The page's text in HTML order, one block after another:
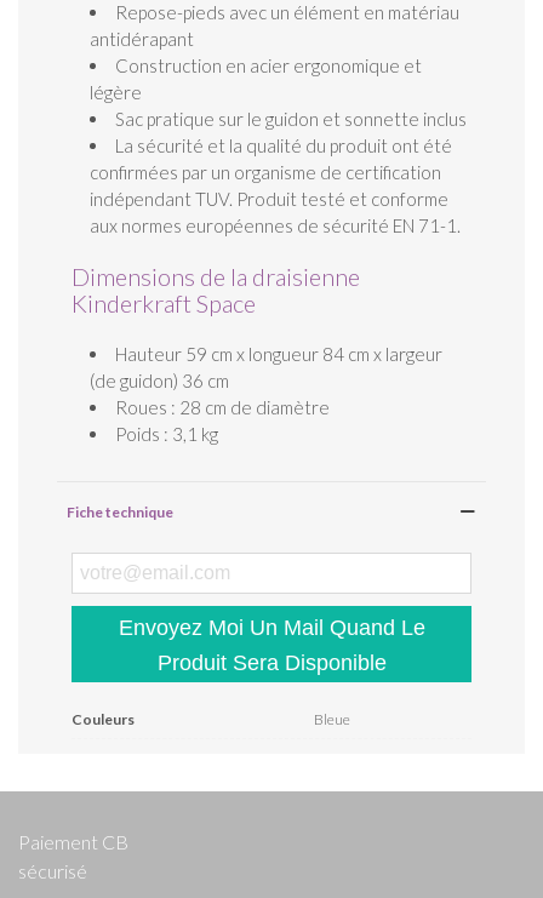
Repose-pieds avec un élément en matériau
antidérapant
Construction en acier ergonomique et
légère
Sac pratique sur le guidon et sonnette inclus
La sécurité et la qualité du produit ont été
confirmées par un organisme de certification
indépendant TUV. Produit testé et conforme
aux normes européennes de sécurité EN 71-1.
Dimensions de la draisienne
Kinderkraft Space
Hauteur 59 cm x longueur 84 cm x largeur
(de guidon) 36 cm
Roues : 28 cm de diamètre
Poids : 3,1 kg
Fiche technique
Envoyez Moi Un Mail Quand Le
Produit Sera Disponible
Couleurs Bleue
Paiement CB
sécurisé